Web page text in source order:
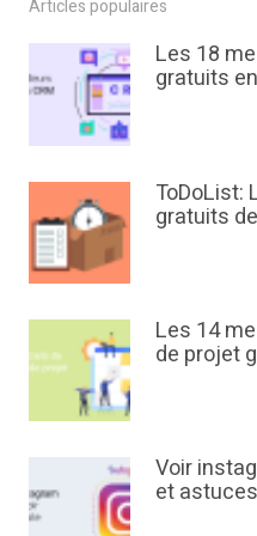
Articles populaires
Les 18
gratuits
ToDoList:
gratuits
Les 14
de projet
Voir
et astuces